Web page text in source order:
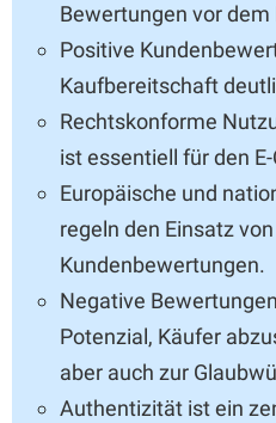
Bewertungen vor dem
Positive
Kaufbereitschaft
Rechtskonforme
ist essentiell für den
Europäische und
regeln den Einsatz von
Kundenbewertungen.
Negative
Potenzial, Käufer
aber auch zur
Authentizität ist ein